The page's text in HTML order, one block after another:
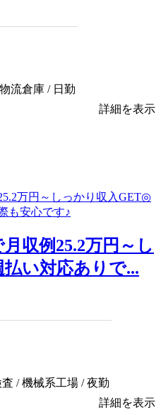
流倉庫 / 日勤
詳細を表示
収例25.2万円～し
い対応ありで...
/ 機械系工場 / 夜勤
詳細を表示